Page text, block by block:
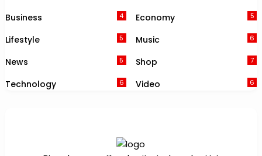
Business 4 Economy 5
Lifestyle 5 Music 6
News 5 Shop 7
Technology 6 Video 6